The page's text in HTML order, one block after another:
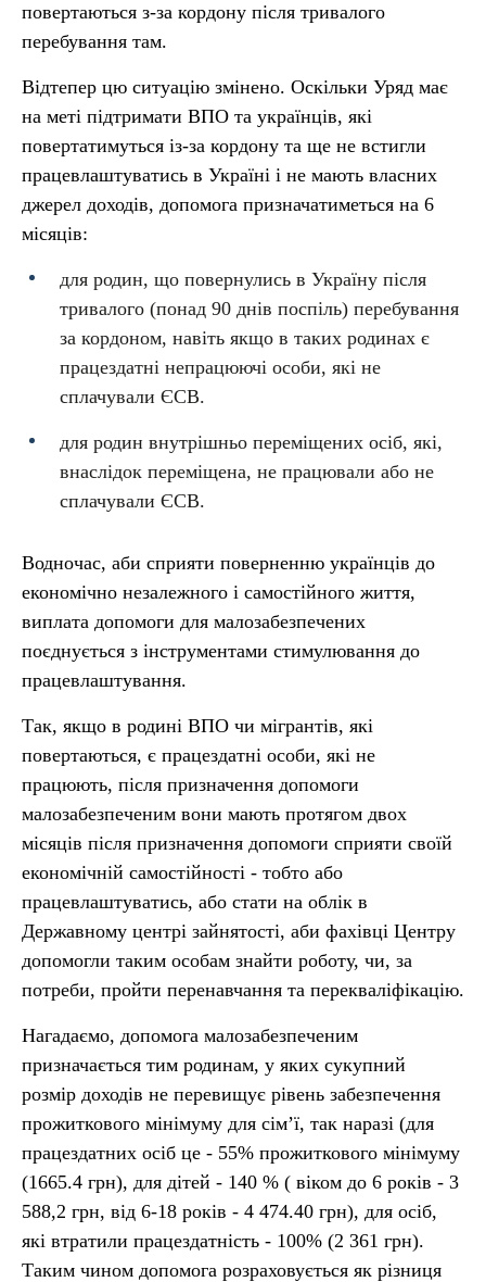
повертаються з-за кордону після тривалого
перебування там.
Відтепер цю ситуацію змінено. Оскільки Уряд має
на меті підтримати ВПО та українців, які
повертатимуться із-за кордону та ще не встигли
працевлаштуватись в Україні і не мають власних
джерел доходів, допомога призначатиметься на 6
місяців:
для родин, що повернулись в Україну після
тривалого (понад 90 днів поспіль) перебування
за кордоном, навіть якщо в таких родинах є
працездатні непрацюючі особи, які не
сплачували ЄСВ.
для родин внутрішньо переміщених осіб, які,
внаслідок переміщена, не працювали або не
сплачували ЄСВ.
Водночас, аби сприяти поверненню українців до
економічно незалежного і самостійного життя,
виплата допомоги для малозабезпечених
поєднується з інструментами стимулювання до
працевлаштування.
Так, якщо в родині ВПО чи мігрантів, які
повертаються, є працездатні особи, які не
працюють, після призначення допомоги
малозабезпеченим вони мають протягом двох
місяців після призначення допомоги сприяти своїй
економічній самостійності - тобто або
працевлаштуватись, або стати на облік в
Державному центрі зайнятості, аби фахівці Центру
допомогли таким особам знайти роботу, чи, за
потреби, пройти перенавчання та перекваліфікацію.
Нагадаємо, допомога малозабезпеченим
призначається тим родинам, у яких сукупний
розмір доходів не перевищує рівень забезпечення
прожиткового мінімуму для сім’ї, так наразі (для
працездатних осіб це - 55% прожиткового мінімуму
(1665.4 грн), для дітей - 140 % ( віком до 6 років - 3
588,2 грн, від 6-18 років - 4 474.40 грн), для осіб,
які втратили працездатність - 100% (2 361 грн).
Таким чином допомога розраховується як різниця